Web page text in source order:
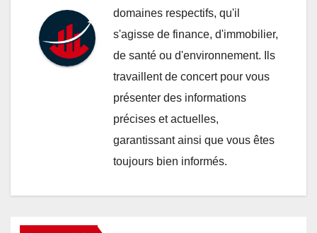
domaines respectifs, qu'il
s'agisse de finance, d'immobilier,
de santé ou d'environnement. Ils
travaillent de concert pour vous
présenter des informations
précises et actuelles,
garantissant ainsi que vous êtes
toujours bien informés.